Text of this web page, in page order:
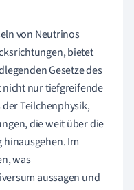
von Neutrinos
bietet
Gesetze des
nicht nur tiefgreifende
Teilchenphysik,
die weit über die
Im
was
aussagen und